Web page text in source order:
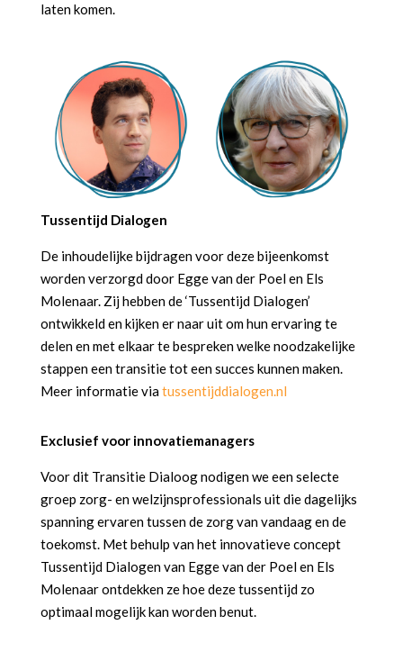
laten komen.
Tussentijd Dialogen
De inhoudelijke bijdragen voor deze bijeenkomst
worden verzorgd door Egge van der Poel en Els
Molenaar. Zij hebben de ‘Tussentijd Dialogen’
ontwikkeld en kijken er naar uit om hun ervaring te
delen en met elkaar te bespreken welke noodzakelijke
stappen een transitie tot een succes kunnen maken.
Meer informatie viatussentijddialogen.nl
Exclusief voor innovatiemanagers
Voor dit Transitie Dialoog nodigen we een selecte
groep zorg- en welzijnsprofessionals uit die dagelijks
spanning ervaren tussen de zorg van vandaag en de
toekomst. Met behulp van het innovatieve concept
Tussentijd Dialogen van Egge van der Poel en Els
Molenaar ontdekken ze hoe deze tussentijd zo
optimaal mogelijk kan worden benut.